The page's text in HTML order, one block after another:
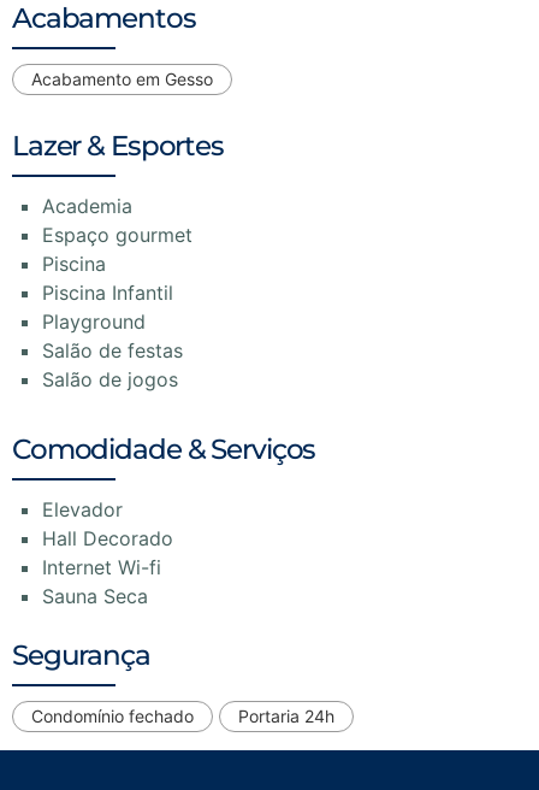
Acabamentos
Acabamento em Gesso
Lazer & Esportes
Academia
Espaço gourmet
Piscina
Piscina Infantil
Playground
Salão de festas
Salão de jogos
Comodidade & Serviços
Elevador
Hall Decorado
Internet Wi-fi
Sauna Seca
Segurança
Condomínio fechado Portaria 24h